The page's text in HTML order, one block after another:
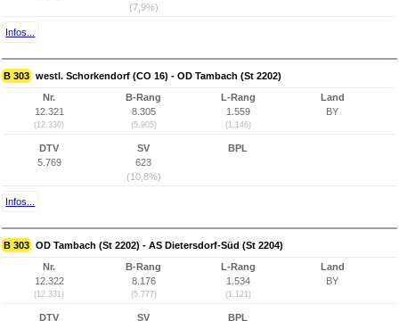
(7,9%)
Infos...
B 303 westl. Schorkendorf (CO 16) - OD Tambach (St 2202)
Nr.
12.321
(12.330)
B-Rang
8.305
(5.905)
L-Rang
1.559
(1.146)
Land
BY
DTV
5.769
SV
623
(10,8%)
BPL
Infos...
B 303 OD Tambach (St 2202) - AS Dietersdorf-Süd (St 2204)
Nr.
12.322
(12.331)
B-Rang
8.176
(5.777)
L-Rang
1.534
(1.121)
Land
BY
DTV
SV
BPL